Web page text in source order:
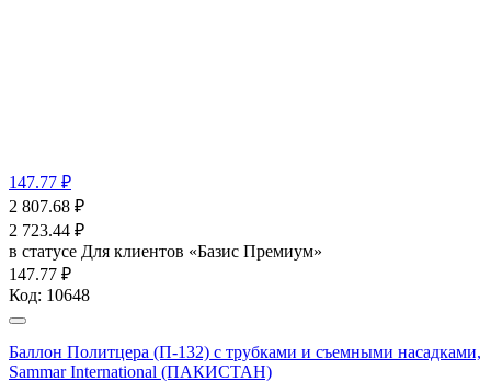
147.77 ₽
2 807.68 ₽
2 723.44 ₽
в статусе Для клиентов «Базис Премиум»
147.77 ₽
Код: 10648
Баллон Политцера (П-132) с трубками и съемными насадками,
Sammar International (ПАКИСТАН)